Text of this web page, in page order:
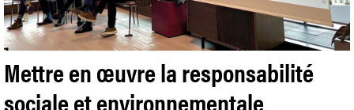
Mettre en œuvre la responsabilité
sociale et environnementale